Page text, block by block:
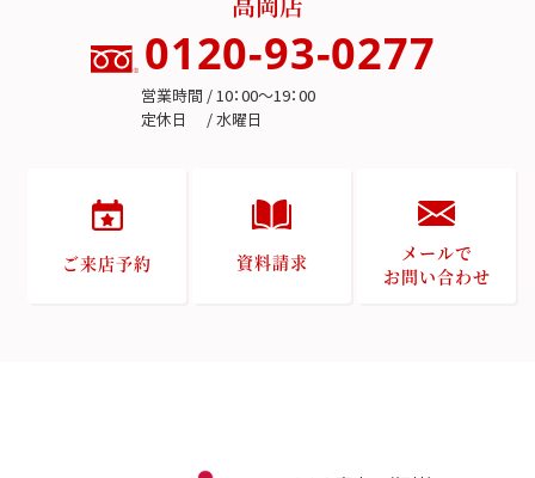
0120-93-0277
営業時間 / 10：00～19：00
定休日 / 水曜日
ご来店予約 資料請求
メールで
お問い合わせ